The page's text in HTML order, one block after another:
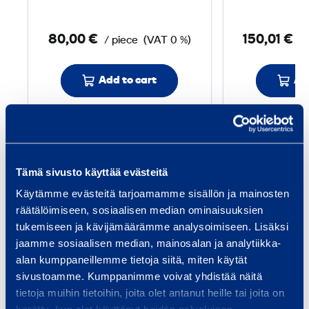
Tämä sivusto käyttää evästeitä
Käytämme evästeitä tarjoamamme sisällön ja mainosten
räätälöimiseen, sosiaalisen median ominaisuuksien
tukemiseen ja kävijämäärämme analysoimiseen. Lisäksi
jaamme sosiaalisen median, mainosalan ja analytiikka-
alan kumppaneillemme tietoja siitä, miten käytät
sivustoamme. Kumppanimme voivat yhdistää näitä
tietoja muihin tietoihin, joita olet antanut heille tai joita on
0
m
80,00 € / piece (VAT 0 %)
Add to cart
150,01 €
Traffic safety and
infrastructure
We provide infrastructure
construction equipment and